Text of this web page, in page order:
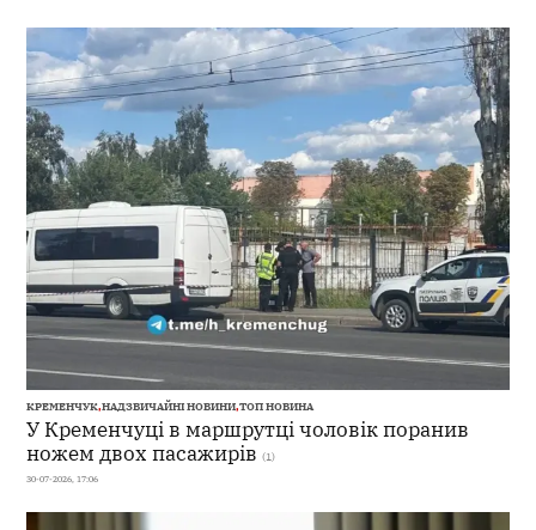
КРЕМЕНЧУК,НАДЗВИЧАЙНІ НОВИНИ,ТОП НОВИНА
У Кременчуці в маршрутці чоловік поранив
ножем двох пасажирів (1)
30-07-2026, 17:06